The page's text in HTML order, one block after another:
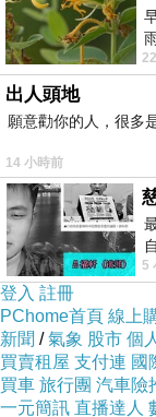
出人頭地
願意勸你的人，很多
14 小時前
5
登入 註冊
PChome首頁 線上
新聞 /氣象 股市 個
買賣租屋 支付連 國
買車 旅行團 汽車險
一元簡訊 直播達人